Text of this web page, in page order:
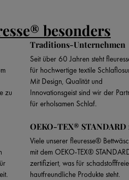
besonders
zu
Traditions-Unternehmen
Seit über 60 Jahren steht
für hochwertige textile
Mit Design, Qualität und
Innovationsgeist sind wir der
für erholsamen Schlaf.
OEKO-TEX® STANDARD
Viele unserer fleuresse®
mit dem OEKO-TEX®
zertifiziert, was für
hautfreundliche Produkte steht.